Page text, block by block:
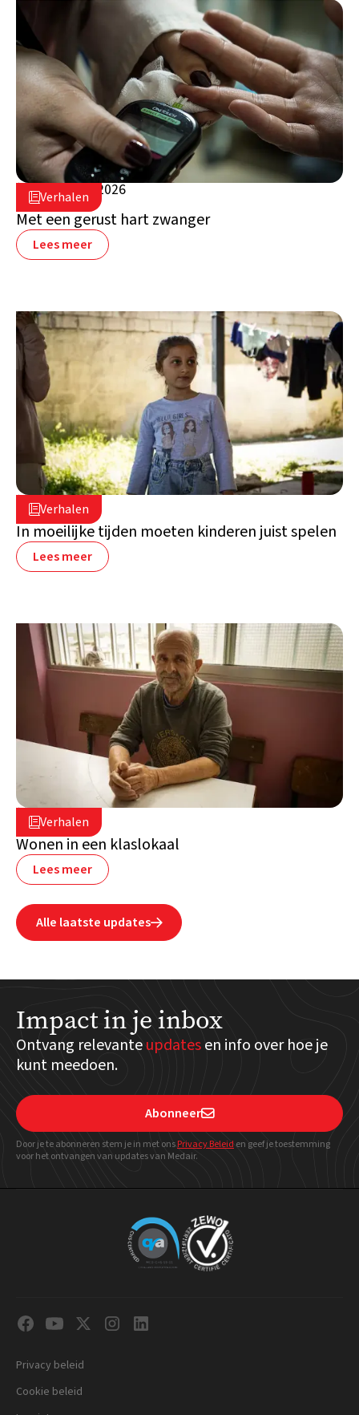
Verhalen
5 augustus 2026
Libanon
Met een gerust hart zwanger
Lees meer
Verhalen
16 juli 2026
Libanon
In moeilijke tijden moeten kinderen juist spelen
Lees meer
Verhalen
2 juli 2026
Libanon
Wonen in een klaslokaal
Lees meer
Alle laatste updates
Impact in je inbox
Ontvang relevanteupdatesen info over hoe je
kunt meedoen.
Abonneer
Door je te abonneren stem je in met onsPrivacy Beleid en geefje toestemming
voor het ontvangen van updates van Medair.
Privacy beleid
Cookie beleid